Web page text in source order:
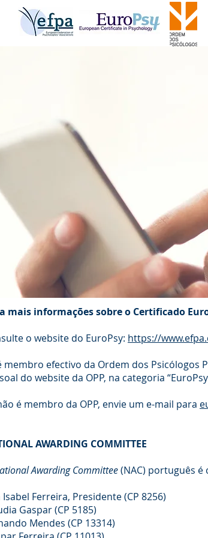
mais informações sobre o Certificado
o website do EuroPsy: https://
membro efectivo da Ordem dos Psicólogos
do website da OPP, na categoria
é membro da OPP, envie um e-mail para
AWARDING COMMITTEE
Awarding Committee(NAC) português
Isabel Ferreira, Presidente (CP 8256)
Gaspar (CP 5185)
Mendes (CP 13314)